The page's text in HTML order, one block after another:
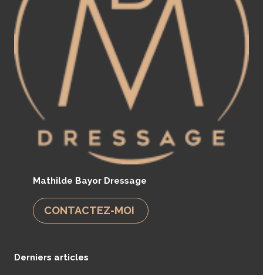
Mathilde Bayor Dressage
CONTACTEZ-MOI
Derniers articles